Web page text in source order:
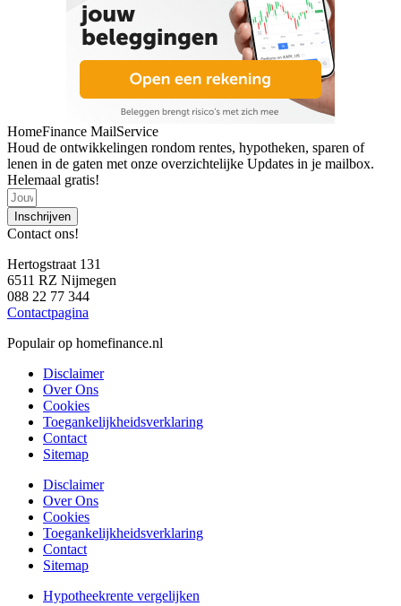
HomeFinance MailService
Houd de ontwikkelingen rondom rentes, hypotheken, sparen of
lenen in de gaten met onze overzichtelijke Updates in je mailbox.
Helemaal gratis!
Inschrijven
Contact ons!
Hertogstraat 131
6511 RZ Nijmegen
088 22 77 344
Contactpagina
Populair op homefinance.nl
Disclaimer
Over Ons
Cookies
Toegankelijkheidsverklaring
Contact
Sitemap
Disclaimer
Over Ons
Cookies
Toegankelijkheidsverklaring
Contact
Sitemap
Hypotheekrente vergelijken